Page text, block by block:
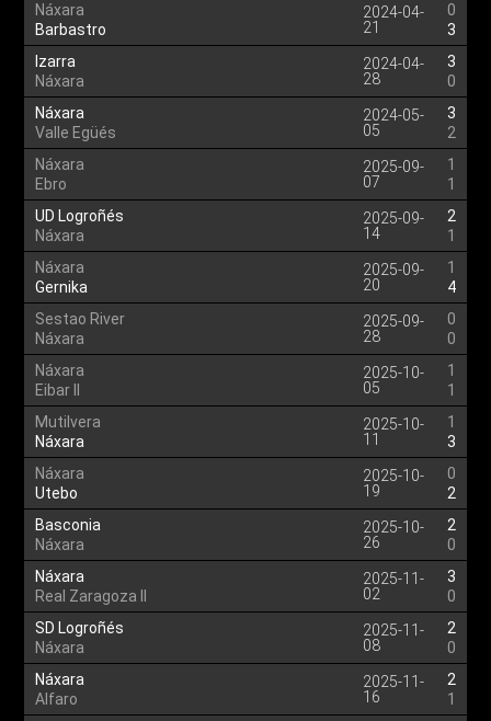
Náxara
Barbastro
2024-04-
21
0
3
Izarra
Náxara
2024-04-
28
3
0
Náxara
Valle Egüés
2024-05-
05
3
2
Náxara
Ebro
2025-09-
07
1
1
UD Logroñés
Náxara
2025-09-
14
2
1
Náxara
Gernika
2025-09-
20
1
4
Sestao River
Náxara
2025-09-
28
0
0
Náxara
Eibar II
2025-10-
05
1
1
Mutilvera
Náxara
2025-10-
11
1
3
Náxara
Utebo
2025-10-
19
0
2
Basconia
Náxara
2025-10-
26
2
0
Náxara
Real Zaragoza II
2025-11-
02
3
0
SD Logroñés
Náxara
2025-11-
08
2
0
Náxara
Alfaro
2025-11-
16
2
1